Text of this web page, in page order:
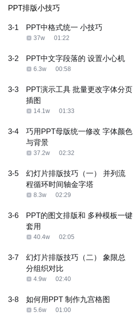
PPT排版小技巧
3-1 PPT中格式统一 小技巧
37w 01:22
3-2 PPT中文字段落的 设置小心机
6.3w 00:58
3-3
PPT演示工具 批量更改字体分页
插图
14.1w 01:33
3-4
巧用PPT母版统一修改 字体颜色
与背景
37.2w 02:32
3-5
幻灯片排版技巧（一） 并列流
程循环时间轴金字塔
8.3w 02:29
3-6
PPT的图文排版和 多种模板一键
套用
40.4w 02:05
3-7
幻灯片排版技巧（二） 象限总
分组织对比
4.9w 02:40
3-8 如何用PPT 制作九宫格图
5.6w 01:00